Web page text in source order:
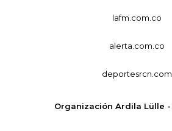
lafm.com.co
alerta.com.co
deportesrcn.com
Organización Ardila Lülle -